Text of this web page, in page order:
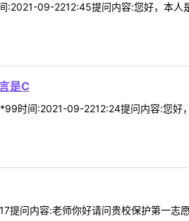
09-2212:45提问内容:您好，本人
是C
时间:2021-09-2212:24提问内容:您好
问内容:老师你好请问贵校保护第一志